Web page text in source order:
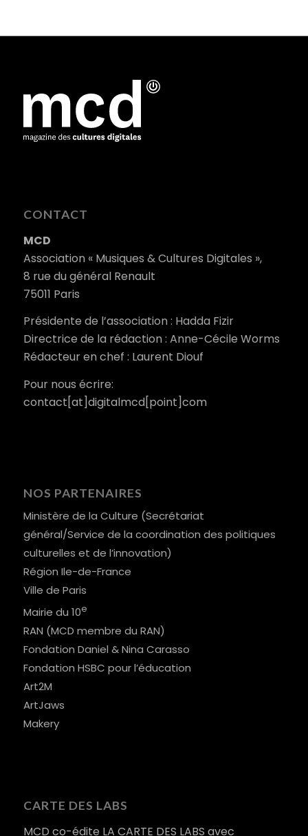
CONTACT
MCD
Association « Musiques & Cultures Digitales »,
8 rue du général Renault
75011 Paris
Présidente de l’association : Hadda Fizir
Directrice de la rédaction : Anne-Cécile Worms
Rédacteur en chef : Laurent Diouf
Pour nous écrire:
contact[at]digitalmcd[point]com
NOS PARTENAIRES
Ministère de la Culture (Secrétariat
général/Service de la coordination des politiques
culturelles et de l’innovation)
Région Ile-de-France
Ville de Paris
Mairie du 10e
RAN (MCD membre du RAN)
Fondation Daniel & Nina Carasso
Fondation HSBC pour l’éducation
Art2M
ArtJaws
Makery
CARTE DES LABS
MCD co-édite LA CARTE DES LABS avec